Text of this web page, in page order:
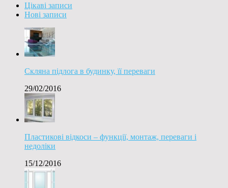
Цікаві записи
Нові записи
Скляна підлога в будинку, її переваги
29/02/2016
Пластикові відкоси – функції, монтаж, переваги і
недоліки
15/12/2016